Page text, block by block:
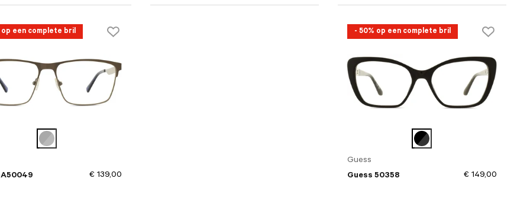
op een complete bril
€ 139,00
- 50% op een complete bril
Guess
Guess 50358
€ 149,00